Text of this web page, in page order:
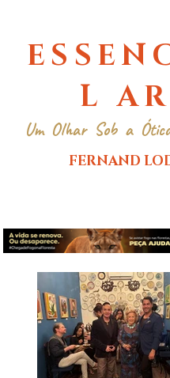
L AR
Um Olhar Sob a
FERNAND